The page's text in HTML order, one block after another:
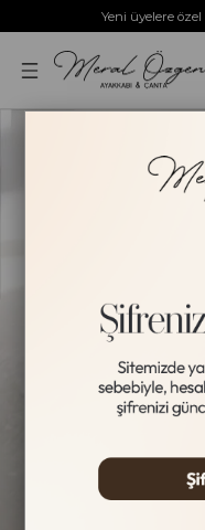
Yeni üyelere özel